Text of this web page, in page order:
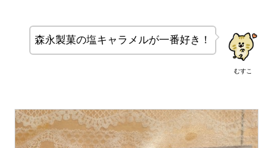
むすこ
森永製菓の塩キャラメルが一番好き！